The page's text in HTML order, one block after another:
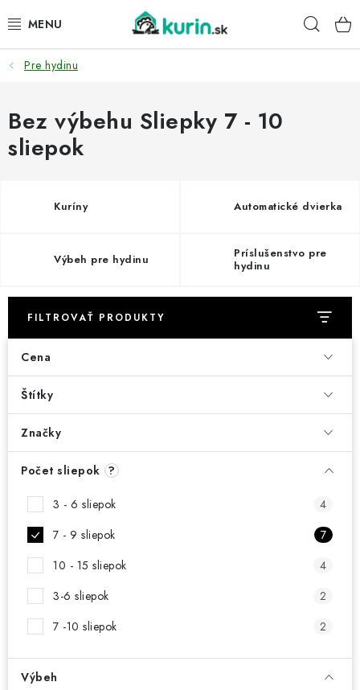
na
PRE HYDINU
PRE PSY
PRE ZAJACE
PRE VTÁKY
DARČEKOVÝ POUKAZ
Hodnotenie obchodu
Vrátenie, výmena tovaru
Pravidlá súťaží na Facebooku
Pre hydinu
Bez výbehu Sliepky 7 - 10
sliepok
Kuríny Automatické dvierka
Výbeh pre hydinu
Príslušenstvo pre
hydinu
FILTROVAŤ PRODUKTY
Cena
Štítky
Značky
Počet sliepok ?
3 - 6 sliepok
4
7 - 9 sliepok
7
10 - 15 sliepok
4
3-6 sliepok
2
7 -10 sliepok
2
Výbeh